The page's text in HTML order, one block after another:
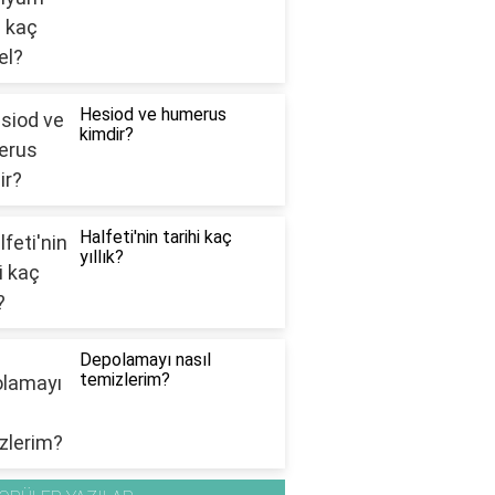
Hesiod ve humerus
kimdir?
Halfeti'nin tarihi kaç
yıllık?
Depolamayı nasıl
temizlerim?